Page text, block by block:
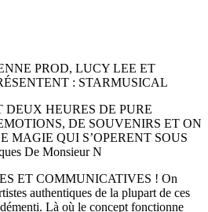
PROD, LUCY LEE ET
: STARMUSICAL
DEUX HEURES DE PURE
DE SOUVENIRS ET ON
MAGIE QUI S’OPERENT SOUS
De Monsieur N
ET COMMUNICATIVES ! On
authentiques de la plupart de ces
Là où le concept fonctionne